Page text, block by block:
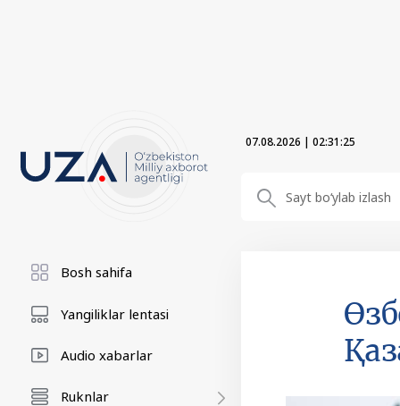
07.08.2026 | 02:31:26
Bosh sahifa
Yangiliklar lentasi
Audio xabarlar
Ruknlar